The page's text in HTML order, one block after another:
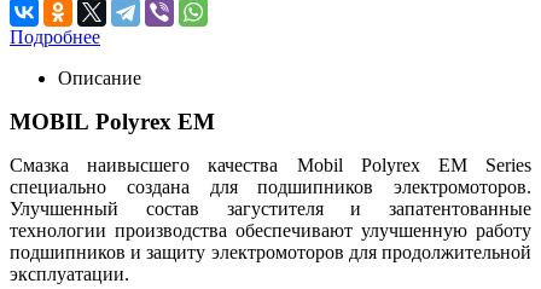
Подробнее
Описание
MOBIL Polyrex EM
Смазка наивысшего качества Mobil Polyrex EM Series
специально создана для подшипников электромоторов.
Улучшенный состав загустителя и запатентованные
технологии производства обеспечивают улучшенную работу
подшипников и защиту электромоторов для продолжительной
эксплуатации.